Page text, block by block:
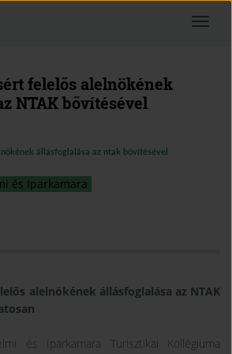
Toggle
felelős alelnökének
NTAK bővítésével
állásfoglalása az ntak bővítésével
és Iparkamara
alelnökének állásfoglalása az NTAK
és Iparkamara Turisztikai Kollégiuma